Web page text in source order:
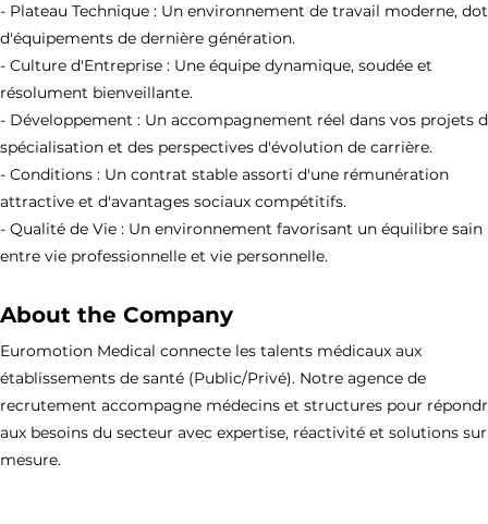
- Plateau Technique : Un environnement de travail moderne,
d'équipements de dernière génération.
- Culture d'Entreprise : Une équipe dynamique, soudée et
résolument bienveillante.
- Développement : Un accompagnement réel dans vos projets
spécialisation et des perspectives d'évolution de carrière.
- Conditions : Un contrat stable assorti d'une rémunération
attractive et d'avantages sociaux compétitifs.
- Qualité de Vie : Un environnement favorisant un équilibre sain
entre vie professionnelle et vie personnelle.
About the Company
Euromotion Medical connecte les talents médicaux aux
établissements de santé (Public/Privé). Notre agence de
recrutement accompagne médecins et structures pour
aux besoins du secteur avec expertise, réactivité et solutions sur
mesure.